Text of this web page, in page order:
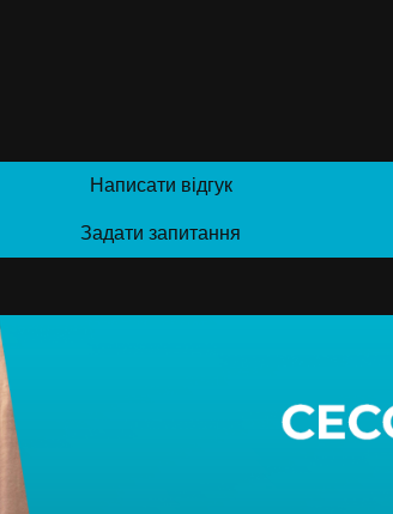
Написати відгук
Задати запитання